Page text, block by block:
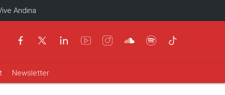
Andina
Newsletter